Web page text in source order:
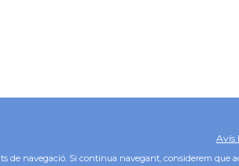
Avís
navegació. Si continua navegant, considerem que